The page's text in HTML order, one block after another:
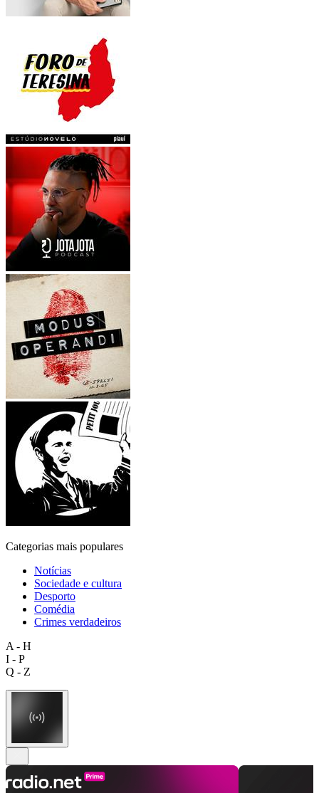
Categorias mais populares
Notícias
Sociedade e cultura
Desporto
Comédia
Crimes verdadeiros
A - H
I - P
Q - Z